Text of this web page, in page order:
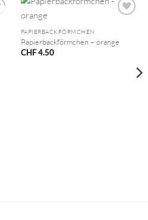
PAPIERBACKFÖRMCHEN
Papierbackförmchen – orange
CHF4.50